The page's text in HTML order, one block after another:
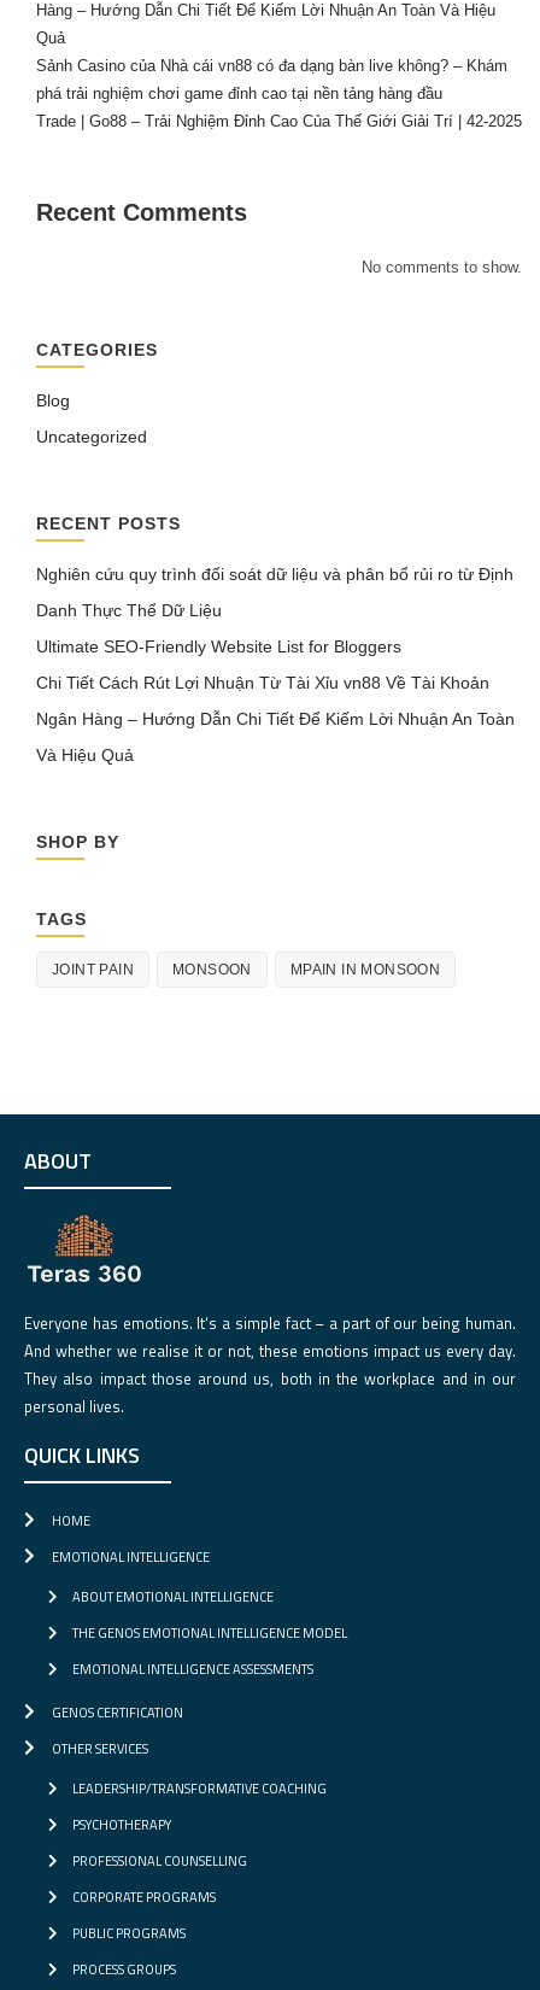
Hàng – Hướng Dẫn Chi Tiết Để Kiếm Lời Nhuận An Toàn Và Hiệu
Quả
Sảnh Casino của Nhà cái vn88 có đa dạng bàn live không? – Khám
phá trải nghiệm chơi game đỉnh cao tại nền tảng hàng đầu
Trade | Go88 – Trải Nghiệm Đỉnh Cao Của Thế Giới Giải Trí | 42-2025
Recent Comments
No comments to show.
CATEGORIES
Blog
Uncategorized
RECENT POSTS
Nghiên cứu quy trình đối soát dữ liệu và phân bổ rủi ro từ Định
Danh Thực Thể Dữ Liệu
Ultimate SEO-Friendly Website List for Bloggers
Chi Tiết Cách Rút Lợi Nhuận Từ Tài Xỉu vn88 Về Tài Khoản
Ngân Hàng – Hướng Dẫn Chi Tiết Để Kiếm Lời Nhuận An Toàn
Và Hiệu Quả
SHOP BY
TAGS
JOINT PAIN MONSOON MPAIN IN MONSOON
ABOUT
Everyone has emotions. It‘s a simple fact – a part of our being human.
And whether we realise it or not, these emotions impact us every day.
They also impact those around us, both in the workplace and in our
personal lives.
QUICK LINKS
HOME
EMOTIONAL INTELLIGENCE
ABOUT EMOTIONAL INTELLIGENCE
THE GENOS EMOTIONAL INTELLIGENCE MODEL
EMOTIONAL INTELLIGENCE ASSESSMENTS
GENOS CERTIFICATION
OTHER SERVICES
LEADERSHIP/TRANSFORMATIVE COACHING
PSYCHOTHERAPY
PROFESSIONAL COUNSELLING
CORPORATE PROGRAMS
PUBLIC PROGRAMS
PROCESS GROUPS